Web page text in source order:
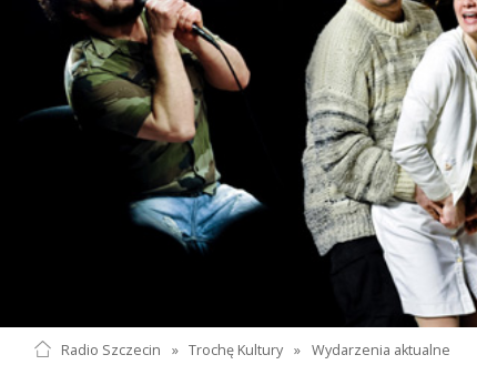
Radio Szczecin » Trochę Kultury » Wydarzenia aktualne